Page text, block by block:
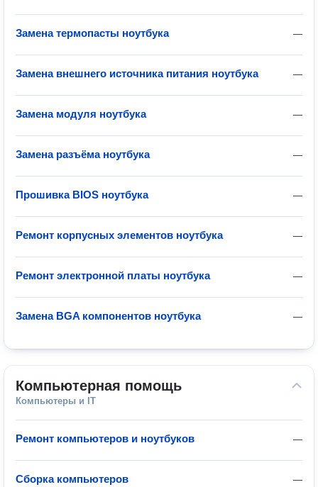
—
Замена термопасты ноутбука
—
Замена внешнего источника питания ноутбука
—
Замена модуля ноутбука
—
Замена разъёма ноутбука
—
Прошивка BIOS ноутбука
—
Ремонт корпусных элементов ноутбука
—
Ремонт электронной платы ноутбука
—
Замена BGA компонентов ноутбука
Компьютерная помощь
Компьютеры и IT
—
Ремонт компьютеров и ноутбуков
—
Сборка компьютеров